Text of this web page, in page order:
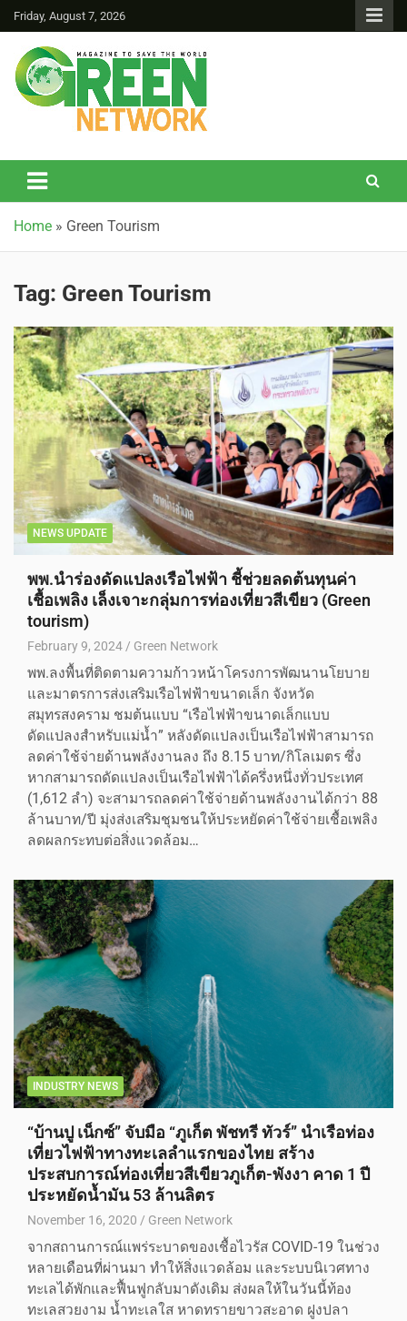
Friday, August 7, 2026
Home » Green Tourism
Tag: Green Tourism
NEWS UPDATE
พพ.นำร่องดัดแปลงเรือไฟฟ้า ชี้ช่วยลดต้นทุนค่า
เชื้อเพลิง เล็งเจาะกลุ่มการท่องเที่ยวสีเขียว (Green
tourism)
February 9, 2024 Green Network
พพ.ลงพื้นที่ติดตามความก้าวหน้าโครงการพัฒนานโยบาย
และมาตรการส่งเสริมเรือไฟฟ้าขนาดเล็ก จังหวัด
สมุทรสงคราม ชมต้นแบบ “เรือไฟฟ้าขนาดเล็กแบบ
ดัดแปลงสำหรับแม่น้ำ” หลังดัดแปลงเป็นเรือไฟฟ้าสามารถ
ลดค่าใช้จ่ายด้านพลังงานลง ถึง 8.15 บาท/กิโลเมตร ซึ่ง
หากสามารถดัดแปลงเป็นเรือไฟฟ้าได้ครึ่งหนึ่งทั่วประเทศ
(1,612 ลำ) จะสามารถลดค่าใช้จ่ายด้านพลังงานได้กว่า 88
ล้านบาท/ปี มุ่งส่งเสริมชุมชนให้ประหยัดค่าใช้จ่ายเชื้อเพลิง
ลดผลกระทบต่อสิ่งแวดล้อม…
INDUSTRY NEWS
“บ้านปู เน็กซ์” จับมือ “ภูเก็ต พัชทรี ทัวร์” นำเรือท่อง
เที่ยวไฟฟ้าทางทะเลลำแรกของไทย สร้าง
ประสบการณ์ท่องเที่ยวสีเขียวภูเก็ต-พังงา คาด 1 ปี
ประหยัดน้ำมัน 53 ล้านลิตร
November 16, 2020 Green Network
จากสถานการณ์แพร่ระบาดของเชื้อไวรัส COVID-19 ในช่วง
หลายเดือนที่ผ่านมา ทำให้สิ่งแวดล้อม และระบบนิเวศทาง
ทะเลได้พักและฟื้นฟูกลับมาดังเดิม ส่งผลให้ในวันนี้ท้อง
ทะเลสวยงาม น้ำทะเลใส หาดทรายขาวสะอาด ฝูงปลา